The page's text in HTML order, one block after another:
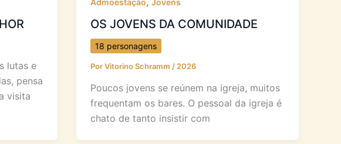
lutas e
pensa
visita
Admoestação Jovens
OS JOVENS DA COMUNIDADE
18 personagens
PorVitorino Schramm / 2026
Poucos jovens se reúnem na igreja, muitos
frequentam os bares. O pessoal da igreja é
chato de tanto insistir com